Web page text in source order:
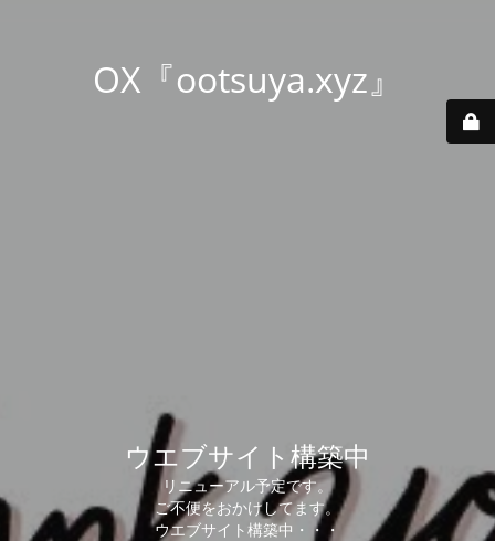
OX『ootsuya.xyz』
ウエブサイト構築中
リニューアル予定です。
ご不便をおかけしてます。
ウエブサイト構築中・・・